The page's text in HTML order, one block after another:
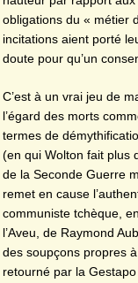
obligations du « métier
incitations aient porté
doute pour qu’un
C’est à un vrai jeu de
l’égard des morts
termes de
(en qui Wolton fait plus
de la Seconde Guerre
remet en cause
communiste tchèque,
l’Aveu, de Raymond
des soupçons propres
retourné par la